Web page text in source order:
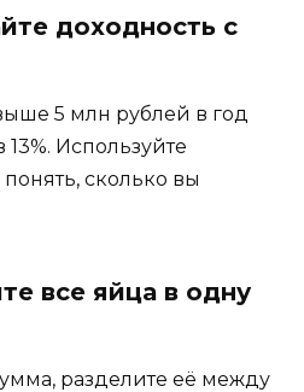
доходность с
5 млн рублей в год
13%. Используйте
сколько вы
все яйца в одну
разделите её между